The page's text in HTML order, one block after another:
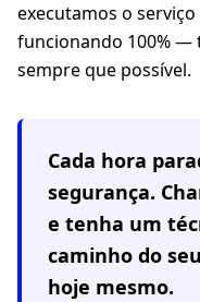
executamos o
funcionando 100% —
sempre que possível.
Cada hora
segurança.
e tenha um
caminho do
hoje mesmo.